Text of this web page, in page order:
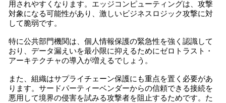
用されやすくなります。エッジコンピューティングは、攻撃
対象になる可能性があり、激しいビジネスロジック攻撃に対
して脆弱です。
特に公共部門機関は、個人情報保護の緊急性を強く認識して
おり、データ漏えいを最小限に抑えるためにゼロトラスト・
アーキテクチャの導入が増えるでしょう。
また、組織はサプライチェーン保護にも重点を置く必要があ
ります。サードパーティーベンダーからの信頼できる接続を
悪用して境界の侵害を試みる攻撃者を阻止するためです。た